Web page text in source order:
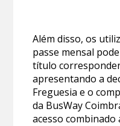
Além disso, os
passe mensal
título
apresentando a
Freguesia e o
da BusWay
acesso